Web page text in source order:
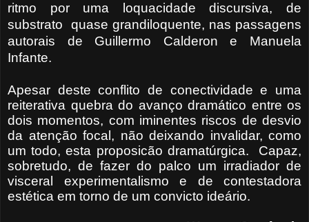
ritmo por uma loquacidade discursiva, de
substrato quase grandiloquente, nas passagens
autorais de Guillermo Calderon e Manuela
Infante.
Apesar deste conflito de conectividade e uma
reiterativa quebra do avanço dramático entre os
dois momentos, com iminentes riscos de desvio
da atenção focal, não deixando invalidar, como
um todo, esta proposicão dramatúrgica.
Capaz,
sobretudo, de fazer do palco um irradiador de
visceral experimentalismo e de contestadora
estética em torno de um convicto ideário.